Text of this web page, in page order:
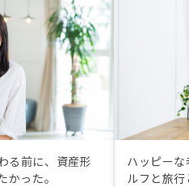
る前に、資産形
かった。
ハッピー
ルフと旅